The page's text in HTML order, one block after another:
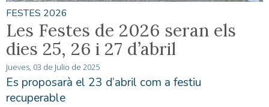
FESTES 2026
Les Festes de 2026 seran els
dies 25, 26 i 27 d’abril
Jueves, 03 de Julio de 2025
Es proposarà el 23 d’abril com a festiu
recuperable